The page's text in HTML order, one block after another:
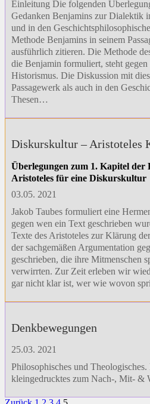
Einleitung Die folgenden
Gedanken Benjamins zur Dialektik
und in den
Methode Benjamins in seinem
ausführlich zitieren. Die Methode
die Benjamin formuliert, steht
Historismus. Die Diskussion mit
Passagewerk als auch in den
Thesen…
Diskurskultur – Aristoteles
Überlegungen zum 1. Kapitel der
Aristoteles für eine Diskurskultur
03.05. 2021
Jakob Taubes formuliert eine
gegen wen ein Text geschrieben
Texte des Aristoteles zur Klärung
der sachgemäßen Argumentation
geschrieben, die ihre Mitmenschen
verwirrten. Zur Zeit erleben wir
gar nicht klar ist, wer wie wovon
Denk­bewegungen
25.03. 2021
Philosophisches und
kleingedrucktes zum Nach-, Mit- &